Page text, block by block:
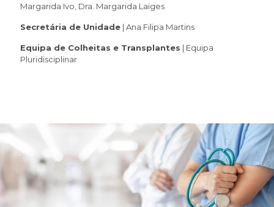
Margarida Ivo, Dra. Margarida Laiges
Secretária de Unidade | Ana Filipa Martins
Equipa de Colheitas e Transplantes | Equipa
Pluridisciplinar